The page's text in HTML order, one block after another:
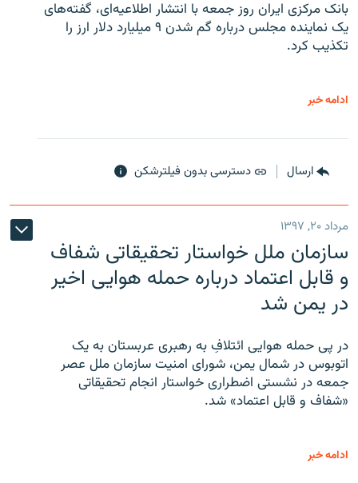
بانک مرکزی ایران روز جمعه با انتشار اطلاعیه‌ای، گفته‌های
یک نماینده مجلس درباره گم شدن ۹ میلیارد دلار ارز را
تکذیب کرد.
ادامه خبر
ارسال دسترسی بدون فیلترشکن
مرداد ۲۰, ۱۳۹۷
سازمان ملل خواستار تحقیقاتی شفاف
و قابل اعتماد درباره حمله هوایی اخیر
در یمن شد
در پی حمله هوایی ائتلافِ به رهبری عربستان به یک
اتوبوس در شمال یمن، شورای امنیت سازمان ملل عصر
جمعه در نشستی اضطراری خواستار انجام تحقیقاتی
«شفاف و قابل اعتماد» شد.
ادامه خبر